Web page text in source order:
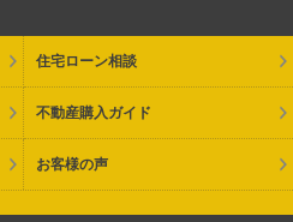
住宅ローン相談
不動産購入ガイド
お客様の声